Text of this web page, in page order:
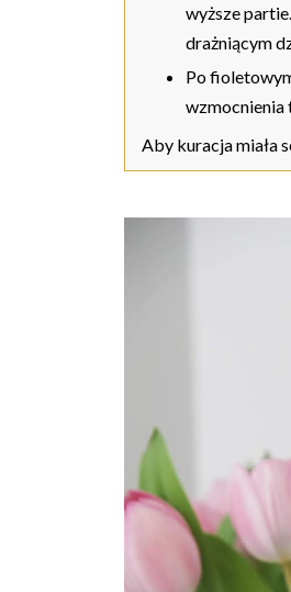
wyższe
drażniącym
Po
wzmocnienia
Aby kuracja miała